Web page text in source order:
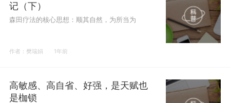
记（下）
森田疗法的核心思想：顺其自然，为所当为
作者：樊瑞娟 1年前
高敏感、高自省、好强，是天赋也
是枷锁